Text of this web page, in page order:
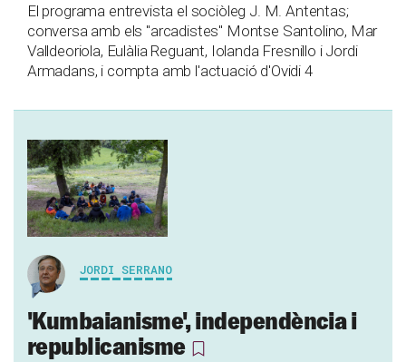
El programa entrevista el sociòleg J. M. Antentas;
conversa amb els "arcadistes" Montse Santolino, Mar
Valldeoriola, Eulàlia Reguant, Iolanda Fresnillo i Jordi
Armadans, i compta amb l'actuació d'Ovidi 4
JORDI SERRANO
'Kumbaianisme', independència i
republicanisme